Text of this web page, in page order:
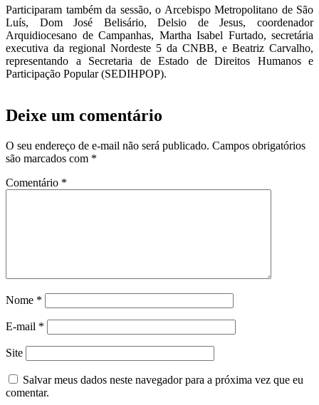
Participaram também da sessão, o Arcebispo Metropolitano de São
Luís, Dom José Belisário, Delsio de Jesus, coordenador
Arquidiocesano de Campanhas, Martha Isabel Furtado, secretária
executiva da regional Nordeste 5 da CNBB, e Beatriz Carvalho,
representando a Secretaria de Estado de Direitos Humanos e
Participação Popular (SEDIHPOP).
Deixe um comentário
O seu endereço de e-mail não será publicado. Campos obrigatórios
são marcados com *
Comentário *
Nome *
E-mail *
Site
Salvar meus dados neste navegador para a próxima vez que eu
comentar.